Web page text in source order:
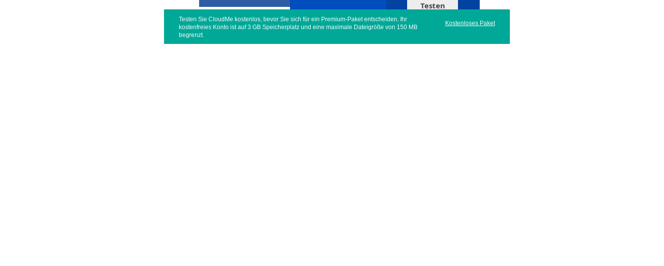
Testen
Testen Sie CloudMe kostenlos, bevor Sie sich für ein Premium-Paket entscheiden. Ihr
kostenfreies Konto ist auf 3 GB Speicherplatz und eine maximale Dateigröße von 150 MB
begrenzt.
Kostenloses Paket